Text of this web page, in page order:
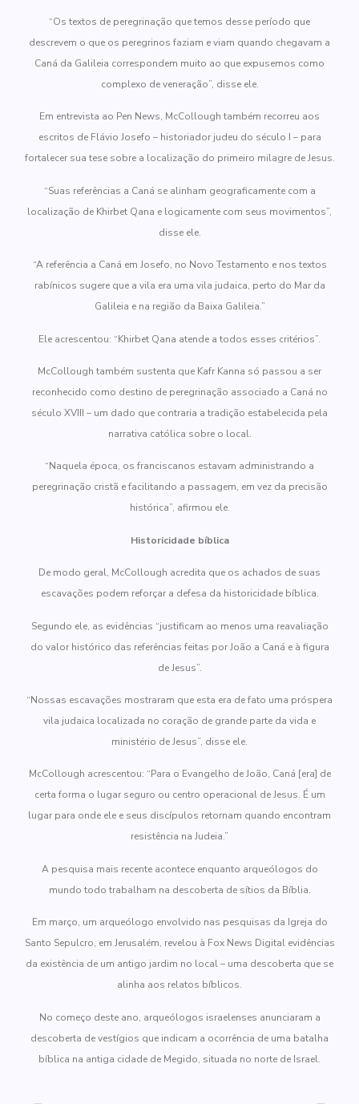
“Os textos de peregrinação que temos desse período que
descrevem o que os peregrinos faziam e viam quando chegavam a
Caná da Galileia correspondem muito ao que expusemos como
complexo de veneração”, disse ele.
Em entrevista ao Pen News, McCollough também recorreu aos
escritos de Flávio Josefo – historiador judeu do século I – para
fortalecer sua tese sobre a localização do primeiro milagre de Jesus.
“Suas referências a Caná se alinham geograficamente com a
localização de Khirbet Qana e logicamente com seus movimentos”,
disse ele.
“A referência a Caná em Josefo, no Novo Testamento e nos textos
rabínicos sugere que a vila era uma vila judaica, perto do Mar da
Galileia e na região da Baixa Galileia.”
Ele acrescentou: “Khirbet Qana atende a todos esses critérios”.
McCollough também sustenta que Kafr Kanna só passou a ser
reconhecido como destino de peregrinação associado a Caná no
século XVIII – um dado que contraria a tradição estabelecida pela
narrativa católica sobre o local.
“Naquela época, os franciscanos estavam administrando a
peregrinação cristã e facilitando a passagem, em vez da precisão
histórica”, afirmou ele.
Historicidade bíblica
De modo geral, McCollough acredita que os achados de suas
escavações podem reforçar a defesa da historicidade bíblica.
Segundo ele, as evidências “justificam ao menos uma reavaliação
do valor histórico das referências feitas por João a Caná e à figura
de Jesus”.
“Nossas escavações mostraram que esta era de fato uma próspera
vila judaica localizada no coração de grande parte da vida e
ministério de Jesus”, disse ele.
McCollough acrescentou: “Para o Evangelho de João, Caná [era] de
certa forma o lugar seguro ou centro operacional de Jesus. É um
lugar para onde ele e seus discípulos retornam quando encontram
resistência na Judeia.”
A pesquisa mais recente acontece enquanto arqueólogos do
mundo todo trabalham na descoberta de sítios da Bíblia.
Em março, um arqueólogo envolvido nas pesquisas da Igreja do
Santo Sepulcro, em Jerusalém, revelou à Fox News Digital evidências
da existência de um antigo jardim no local – uma descoberta que se
alinha aos relatos bíblicos.
No começo deste ano, arqueólogos israelenses anunciaram a
descoberta de vestígios que indicam a ocorrência de uma batalha
bíblica na antiga cidade de Megido, situada no norte de Israel.